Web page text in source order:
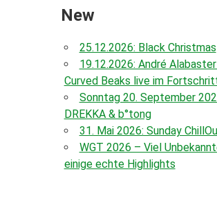
New
25.12.2026: Black Christmas
19.12.2026: André
Curved Beaks live im
Sonntag 20. September
DREKKA & b°tong
31. Mai 2026: Sunday
WGT 2026 – Viel
einige echte Highlights